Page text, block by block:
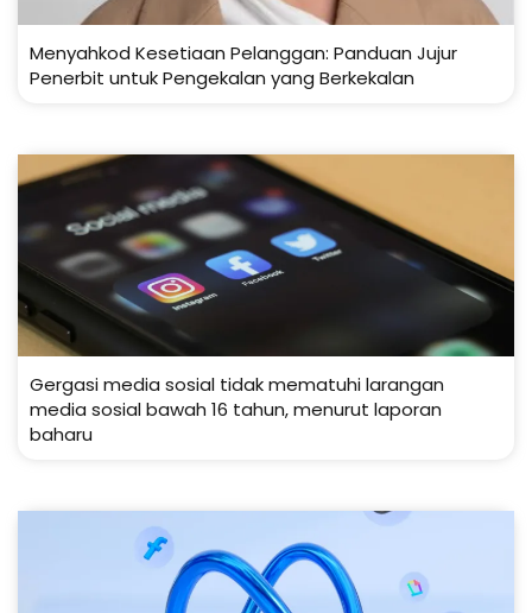
Menyahkod Kesetiaan Pelanggan: Panduan Jujur
Penerbit untuk Pengekalan yang Berkekalan
Gergasi media sosial tidak mematuhi larangan
media sosial bawah 16 tahun, menurut laporan
baharu